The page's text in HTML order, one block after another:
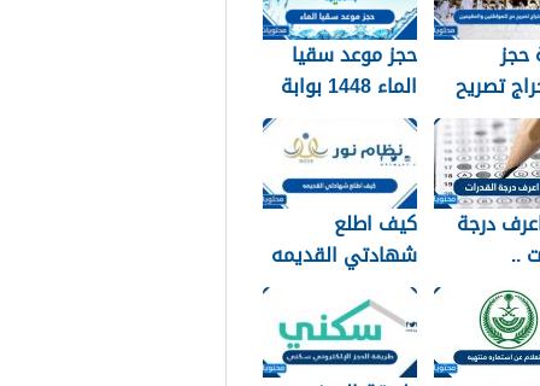
حجز
تصريح
1448
حجز موعد سقيا
الماء 1448 بوابة
المواطن
درجة
..
عن نتائج
كيف اطلع
شهادتي القديمه
عبر نظام نور 1448